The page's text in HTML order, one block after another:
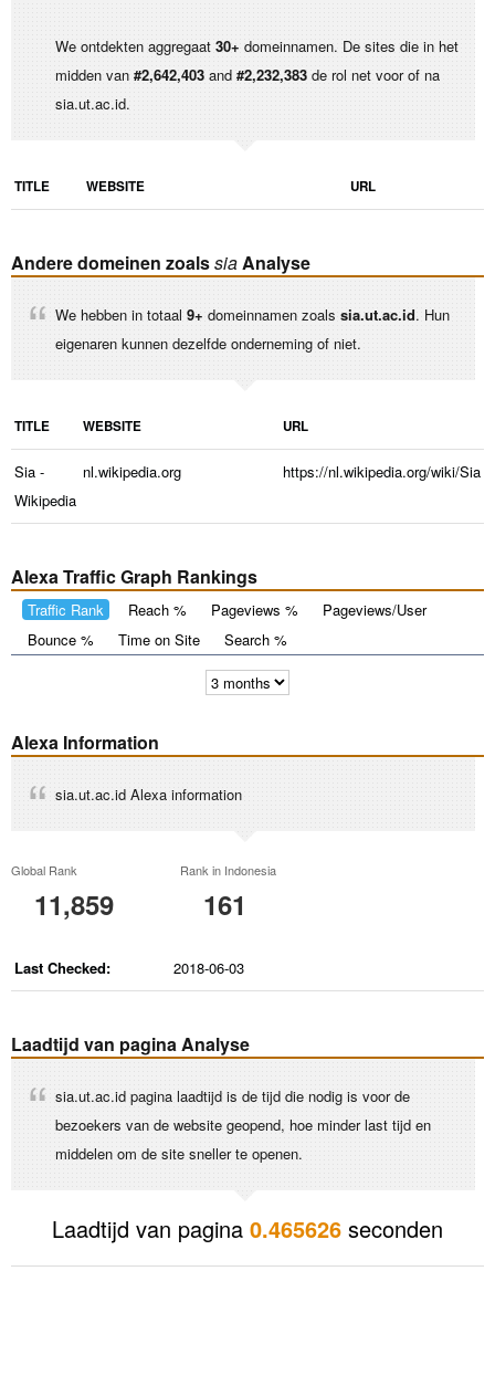
We ontdekten aggregaat 30+ domeinnamen. De sites die in het
midden van #2,642,403 and #2,232,383 de rol net voor of na
sia.ut.ac.id.
TITLE WEBSITE URL
Andere domeinen zoalssiaAnalyse
We hebben in totaal 9+ domeinnamen zoals sia.ut.ac.id. Hun
eigenaren kunnen dezelfde onderneming of niet.
TITLE WEBSITE URL
Sia -
Wikipedia
nl.wikipedia.org https://nl.wikipedia.org/wiki/Sia
Alexa Traffic Graph Rankings
Traffic Rank Reach % Pageviews %
Pageviews/User
Bounce %
Time on Site Search %
Alexa Information
sia.ut.ac.id Alexa information
Global Rank
11,859
Rank in Indonesia
161
Last Checked: 2018-06-03
Laadtijd van pagina Analyse
sia.ut.ac.id pagina laadtijd is de tijd die nodig is voor de
bezoekers van de website geopend, hoe minder last tijd en
middelen om de site sneller te openen.
Laadtijd van pagina 0.465626 seconden